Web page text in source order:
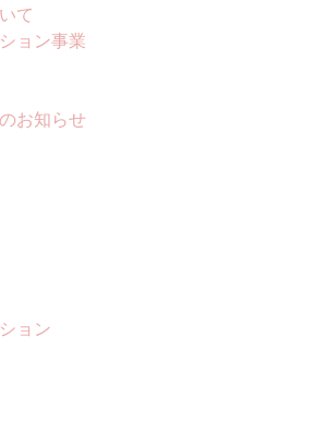
て
ョン事業
お知らせ
ョン